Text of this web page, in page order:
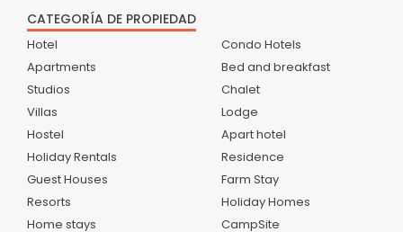
CATEGORÍA DE PROPIEDAD
Hotel
Apartments
Studios
Villas
Hostel
Holiday Rentals
Guest Houses
Resorts
Home stays
Condo Hotels
Bed and breakfast
Chalet
Lodge
Apart hotel
Residence
Farm Stay
Holiday Homes
CampSite